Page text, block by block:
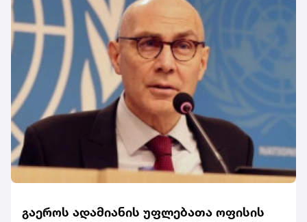
გაეროს ადამიანის უფლებათა ოფისის